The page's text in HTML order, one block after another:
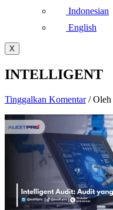
Indonesian
English
X
INTELLIGENT
Tinggalkan Komentar / Oleh